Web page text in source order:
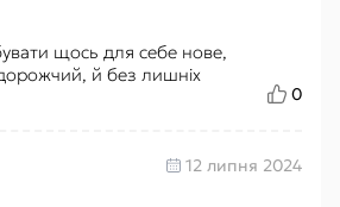
щось для себе нове,
й без лишніх
0
12 липня 2024